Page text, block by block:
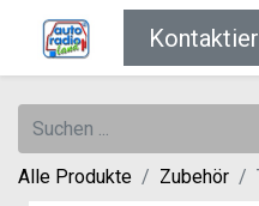
Alle Produkte Zubehör